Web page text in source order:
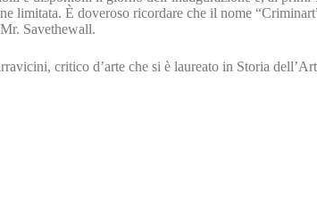
limitata. È doveroso ricordare che il nome
Savethewall.
critico d’arte che si è laureato in Storia